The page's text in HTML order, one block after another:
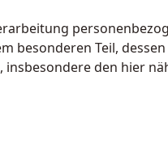
besonderen Teil,
den hier